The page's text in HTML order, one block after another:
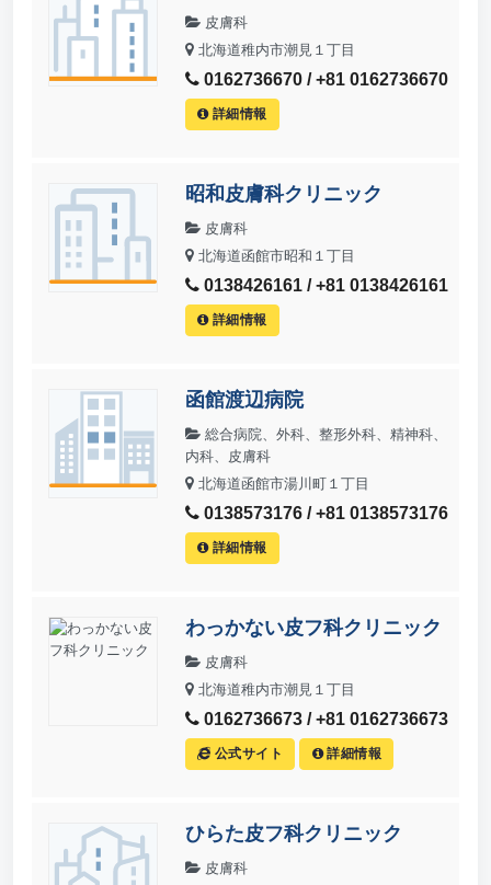
皮膚科
北海道稚内市潮見１丁目
0162736670 / +81 0162736670
詳細情報
昭和皮膚科クリニック
皮膚科
北海道函館市昭和１丁目
0138426161 / +81 0138426161
詳細情報
函館渡辺病院
総合病院、外科、整形外科、精神科、
内科、皮膚科
北海道函館市湯川町１丁目
0138573176 / +81 0138573176
詳細情報
わっかない皮フ科クリニック
皮膚科
北海道稚内市潮見１丁目
0162736673 / +81 0162736673
公式サイト 詳細情報
ひらた皮フ科クリニック
皮膚科